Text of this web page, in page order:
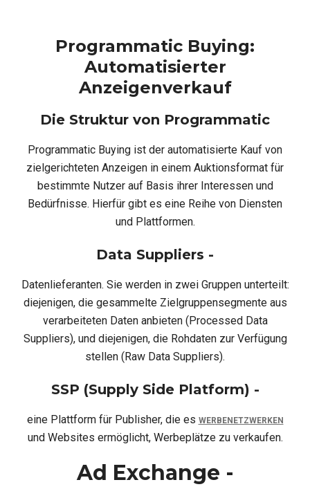
Programmatic Buying:
Automatisierter
Anzeigenverkauf
Die Struktur von Programmatic
Programmatic Buying ist der automatisierte Kauf von
zielgerichteten Anzeigen in einem Auktionsformat für
bestimmte Nutzer auf Basis ihrer Interessen und
Bedürfnisse. Hierfür gibt es eine Reihe von Diensten
und Plattformen.
Data Suppliers -
Datenlieferanten. Sie werden in zwei Gruppen unterteilt:
diejenigen, die gesammelte Zielgruppensegmente aus
verarbeiteten Daten anbieten (Processed Data
Suppliers), und diejenigen, die Rohdaten zur Verfügung
stellen (Raw Data Suppliers).
SSP (Supply Side Platform) -
eine Plattform für Publisher, die es WERBENETZWERKEN
und Websites ermöglicht, Werbeplätze zu verkaufen.
Ad Exchange -